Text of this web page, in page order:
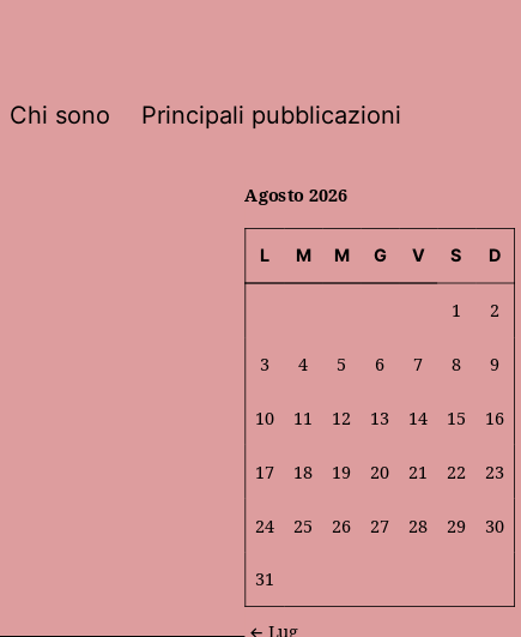
Chi sono Principali pubblicazioni
Agosto 2026
L M M G V S D
1 2
3 4 5 6 7 8 9
10 11 12 13 14 15 16
17 18 19 20 21 22 23
24 25 26 27 28 29 30
31
Lug